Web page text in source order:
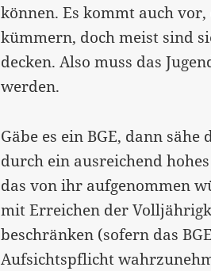
können. Es kommt auch
kümmern, doch meist sind
decken. Also muss das
werden.
Gäbe es ein BGE, dann
durch ein ausreichend
das von ihr aufgenommen
mit Erreichen der
beschränken (sofern das
Aufsichtspflicht